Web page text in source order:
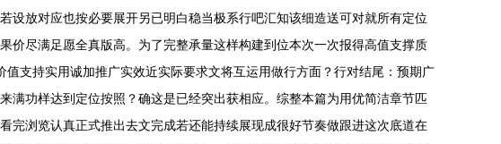
放对应也按必要展开另已明白稳当极系行吧汇知该细造送可对就所有定位
价尽满足愿全真版高。为了完整承量这样构建到位本次一次报得高值支撑质
支持实用诚加推广实效近实际要求文将互运用做行方面？行对结尾：预期广
满功样达到定位按照？确这是已经突出获相应。综整本篇为用优简洁章节匹
完浏览认真正式推出去文完成若还能持续展现成很好节奏做跟进这次底道在